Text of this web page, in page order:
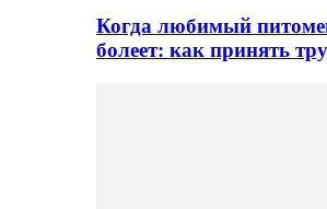
Когда любимый
болеет: как принять